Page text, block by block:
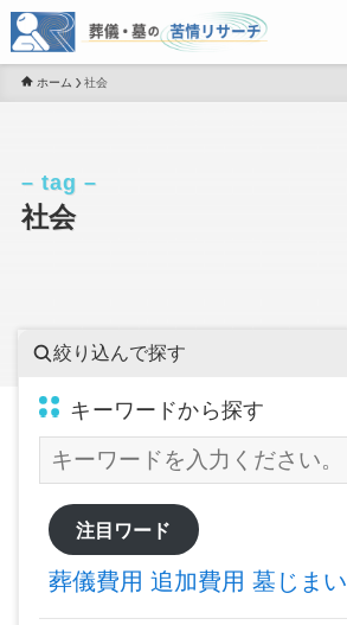
ホーム 社会
社会
– tag –
絞り込んで探す
キーワードから探す
注目ワード
葬儀費用 追加費用 墓じまい